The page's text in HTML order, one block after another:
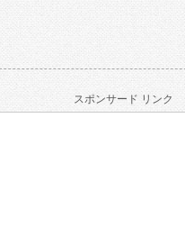
スポンサード リンク